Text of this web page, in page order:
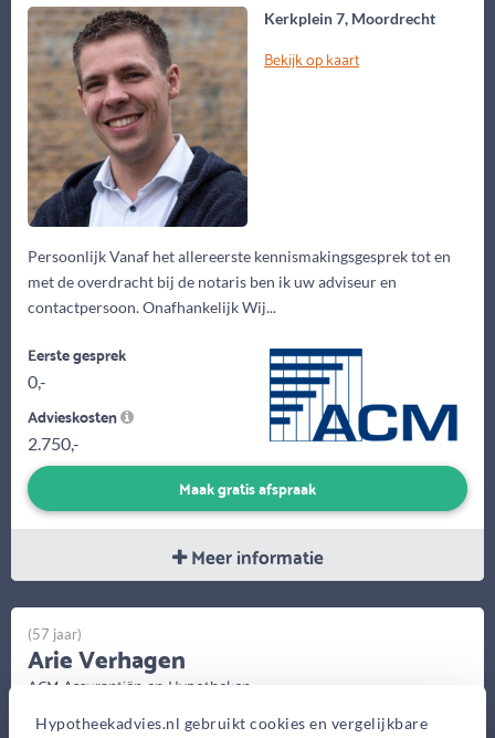
Hypotheekadvies.nl gebruikt cookies en vergelijkbare
Kerkplein 7, Moordrecht
Bekijk op kaart
Persoonlijk Vanaf het allereerste kennismakingsgesprek tot en
met de overdracht bij de notaris ben ik uw adviseur en
contactpersoon. Onafhankelijk Wij...
Eerste gesprek
0,-
Advieskosten
2.750,-
Maak gratis afspraak
Meer informatie
Kerkplein 7, Moordrecht
(57 jaar)
Arie Verhagen
ACM Assurantiën en Hypotheken